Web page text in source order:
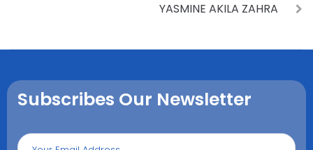
YASMINE AKILA ZAHRA
Subscribes Our Newsletter